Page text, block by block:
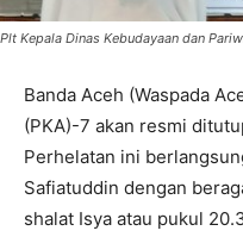
Plt Kepala Dinas Kebudayaan dan
Banda Aceh (Waspada
(PKA)-7 akan resmi
Perhelatan ini
Safiatuddin dengan
shalat Isya atau pukul